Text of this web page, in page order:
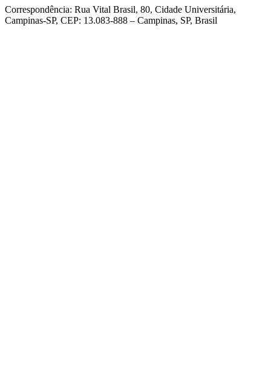
Correspondência: Rua Vital Brasil, 80, Cidade Universitária,
Campinas-SP, CEP: 13.083-888 – Campinas, SP, Brasil